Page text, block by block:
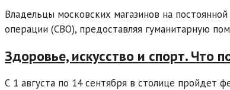
Владельцы московских магазинов на
операции (СВО), предоставляя гуманитарную
Здоровье, искусство и спорт.
С 1 августа по 14 сентября в столице пройдет